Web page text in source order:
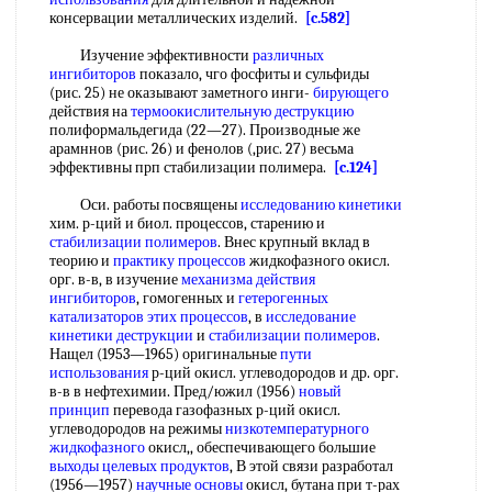
консервации металлических изделий.
[c.582]
Изучение эффективности различных
ингибиторов показало, чго фосфиты и сульфиды
(рис. 25) не оказывают заметного инги- бирующего
действия натермоокислительную деструкцию
полиформальдегида (22—27). Производные же
арамннов (рис. 26) и фенолов (,рис. 27) весьма
эффективны прп стабилизации полимера.
[c.124]
Оси. работы посвященыисследованию кинетики
хим. р-ций и биол. процессов, старению и
стабилизации полимеров. Внес крупный вклад в
теорию и практику процессов жидкофазного окисл.
орг. в-в, в изучениемеханизма действия
ингибиторов, гомогенных и гетерогенных
катализаторов этих процессов, в исследование
кинетики деструкции и стабилизации полимеров.
Нащел (1953—1965) оригинальныепути
использованияр-ций окисл. углеводородов и др. орг.
в-в в нефтехимии. Пред/южил (1956) новый
принцип перевода газофазных р-ций окисл.
углеводородов на режимынизкотемпературного
жидкофазногоокисл,, обеспечивающего большие
выходы целевых продуктов, В этой связи разработал
(1956—1957) научные основыокисл, бутана при т-рах